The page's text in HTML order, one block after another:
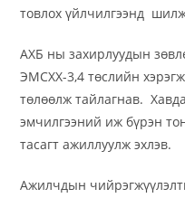
товлох үйлчилгээнд
АХБ ны захирлуудын
ЭМСХХ-3,4 төслийн
төлөөлж тайлагнав.
эмчилгээний иж бүрэн
тасагт ажиллуулж эхлэв.
Ажилчдын